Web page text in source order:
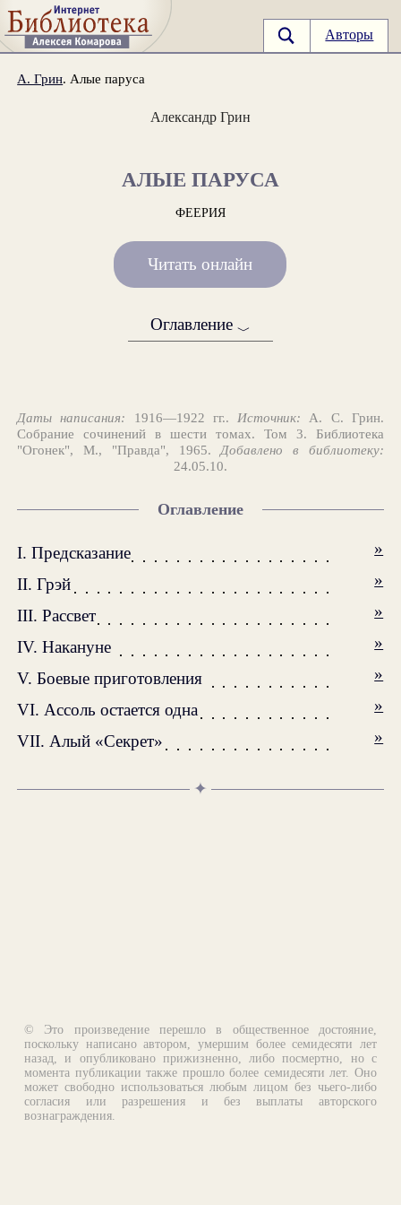
Авторы
А. Грин. Алые паруса
Александр Грин
АЛЫЕ ПАРУСА
ФЕЕРИЯ
Читать онлайн
Оглавление ﹀
Даты написания: 1916—1922 гг.. Источник: А. С. Грин.
Собрание сочинений в шести томах. Том 3. Библиотека
"Огонек", М., "Правда", 1965. Добавлено в библиотеку:
24.05.10.
Оглавление
I. Предсказание
»
II. Грэй
»
III. Рассвет
»
IV. Накануне
»
V. Боевые приготовления
»
VI. Ассоль остается одна
»
VII. Алый «Секрет»
»
✦
© Это произведение перешло в общественное достояние,
поскольку написано автором, умершим более семидесяти лет
назад, и опубликовано прижизненно, либо посмертно, но с
момента публикации также прошло более семидесяти лет. Оно
может свободно использоваться любым лицом без чьего-либо
согласия или разрешения и без выплаты авторского
вознаграждения.